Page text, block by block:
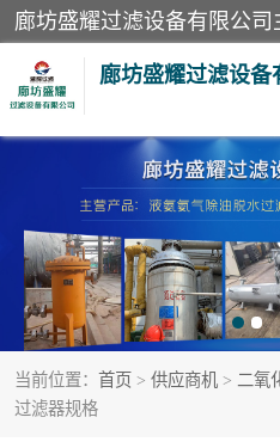
廊坊盛耀过滤设备
当前位置： 首页 > 供应商机 > 二氧
过滤器规格
二氧化碳过滤器
液氨氨气过滤器
天然气过滤器
甲醇过滤器